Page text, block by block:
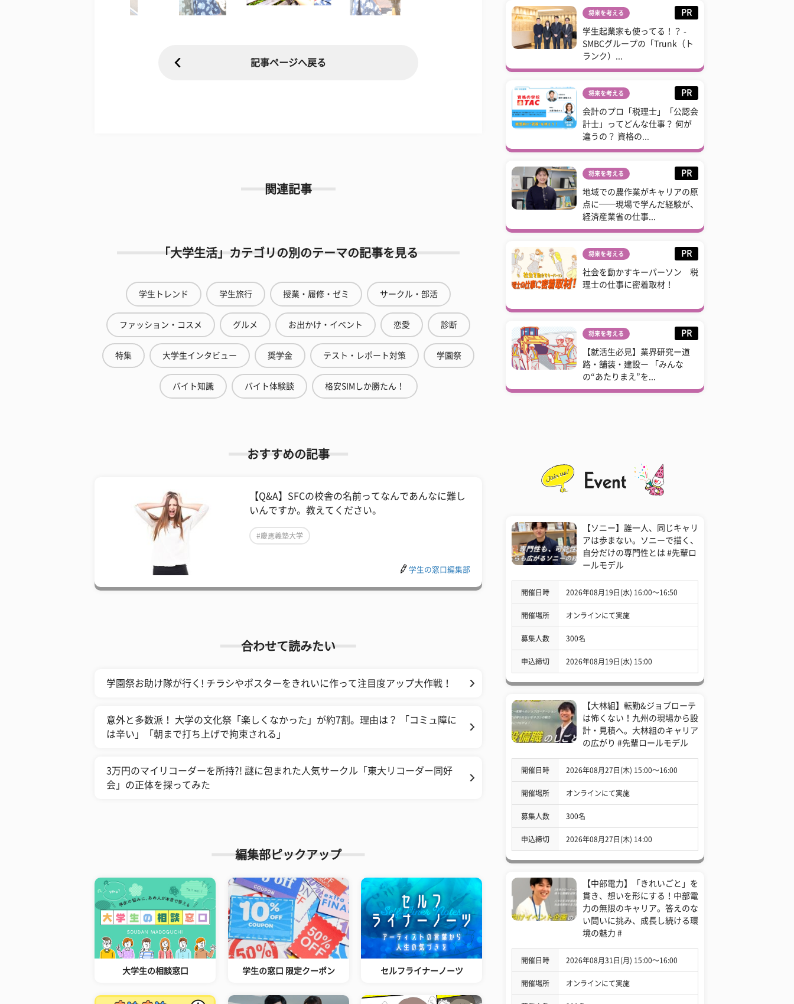
記事ページへ戻る
関連記事
「大学生活」カテゴリの別のテーマの記事を見る
学生トレンド 学生旅行 授業・履修・ゼミ サークル・部活
ファッション・コスメ グルメ お出かけ・イベント 恋愛 診断
特集 大学生インタビュー 奨学金 テスト・レポート対策 学園祭
バイト知識 バイト体験談 格安SIMしか勝たん！
おすすめの記事
【Q&A】SFCの校舎の名前ってなんであんなに難し
いんですか。教えてください。
#慶應義塾大学
学生の窓口編集部
合わせて読みたい
学園祭お助け隊が行く! チラシやポスターをきれいに作って注目度アップ大作戦！
意外と多数派！ 大学の文化祭「楽しくなかった」が約7割。理由は？ 「コミュ障に
は辛い」「朝まで打ち上げで拘束される」
3万円のマイリコーダーを所持?! 謎に包まれた人気サークル「東大リコーダー同好
会」の正体を探ってみた
編集部ピックアップ
大学生の相談窓口 学生の窓口 限定クーポン セルフライナーノーツ
将来を考える PR
学生起業家も使ってる！？ -
SMBCグループの「Trunk（ト
ランク）...
将来を考える PR
会計のプロ「税理士」「公認会
計士」ってどんな仕事？ 何が
違うの？ 資格の...
将来を考える PR
地域での農作業がキャリアの原
点に──現場で学んだ経験が、
経済産業省の仕事...
将来を考える PR
社会を動かすキーパーソン 税
理士の仕事に密着取材！
将来を考える PR
【就活生必見】業界研究ー道
路・舗装・建設ー 「みんな
の“あたりまえ”を...
【ソニー】誰一人、同じキャリ
アは歩まない。ソニーで描く、
自分だけの専門性とは #先輩ロ
ールモデル
開催日時 2026年08月19日(水) 16:00〜16:50
開催場所 オンラインにて実施
募集人数 300名
申込締切 2026年08月19日(水) 15:00
【大林組】転勤&ジョブローテ
は怖くない！九州の現場から設
計・見積へ。大林組のキャリア
の広がり #先輩ロールモデル
開催日時 2026年08月27日(木) 15:00〜16:00
開催場所 オンラインにて実施
募集人数 300名
申込締切 2026年08月27日(木) 14:00
【中部電力】「きれいごと」を
貫き、想いを形にする！中部電
力の無限のキャリア。答えのな
い問いに挑み、成長し続ける環
境の魅力 #
開催日時 2026年08月31日(月) 15:00〜16:00
開催場所 オンラインにて実施